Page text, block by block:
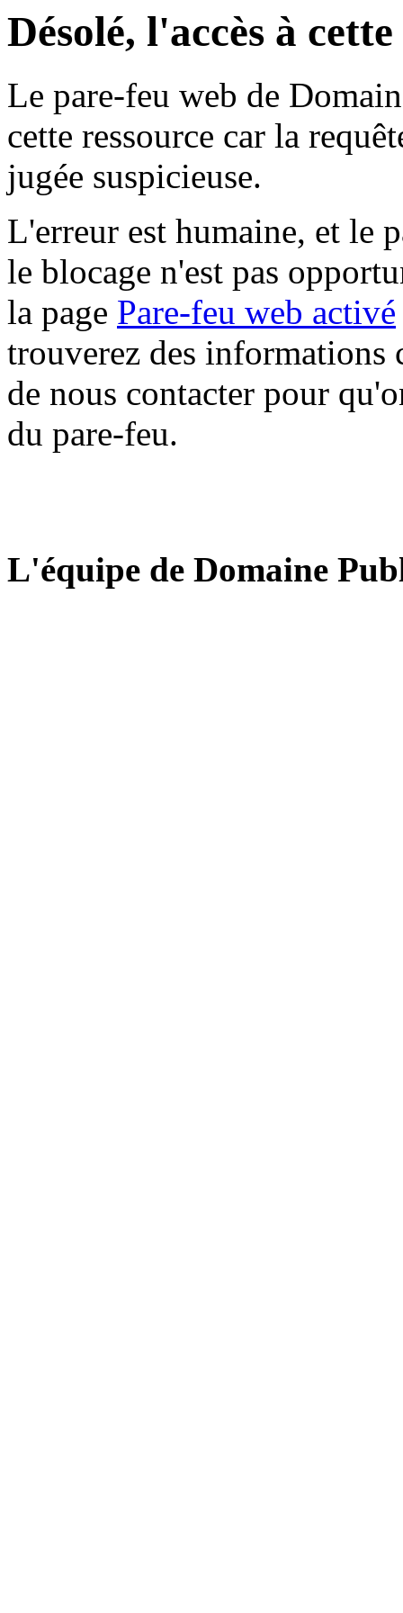
Désolé, l'accès à
Le pare-feu web de
cette ressource car la
jugée suspicieuse.
L'erreur est humaine, et le
le blocage n'est pas
la page Pare-feu web activé
trouverez des informations
de nous contacter pour
du pare-feu.
L'équipe de Domaine